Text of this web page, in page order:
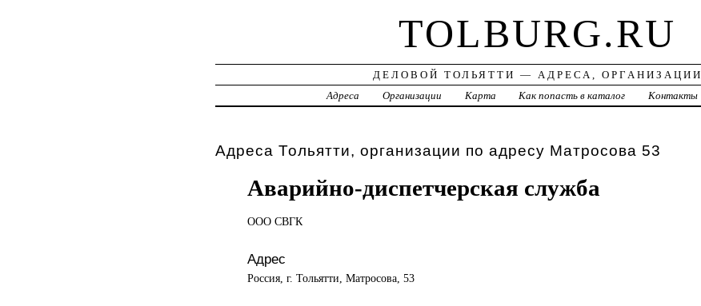
TOLBURG.RU
ДЕЛОВОЙ ТОЛЬЯТТИ — АДРЕСА, ОРГАНИЗАЦИИ
Адреса
Организации Карта Как попасть в каталог Контакты
Адреса Тольятти, организации по адресу Матросова 53
Аварийно-диспетчерская служба
ООО СВГК
Адрес
Россия, г. Тольятти, Матросова, 53